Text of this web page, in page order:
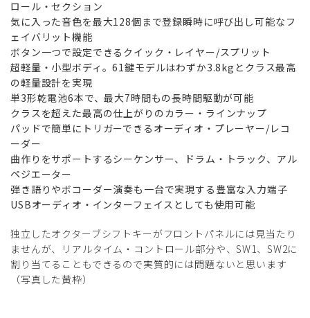
ロール・セクション
気に入った音色を最大128個まで登録瞬時に呼び出し可能なフ
ェイバリット機能
ボタン一つで設定できるクイック・レイヤー/スプリット
超軽量・小型ボディ。61鍵モデルはわずか3.8kgとクラス最高
の軽量設計を実現
単3形乾電池6本で、最大7時間もの長時間駆動が可能
クラスを超えた最高の仕上がりのカラー・ラインナップ
パッドで簡単にトリガーできるオーディオ・プレーヤー/レコ
ーダー
曲作りをサポートするシーケンサー、ドラム・トラック、アル
ペジエーター
弾き語りやボコーダー演奏も一台で実現する豊富な入力端子
USBオーディオ・インターフェイスとしても使用可能
独立したオクターブシフトキーがフロントパネルには見当たり
ませんが、リアルタイム・コントロール部分や、SW1、SW2に
割り当てることもできるので実質的には問題ないと思います
（写真した黄枠）